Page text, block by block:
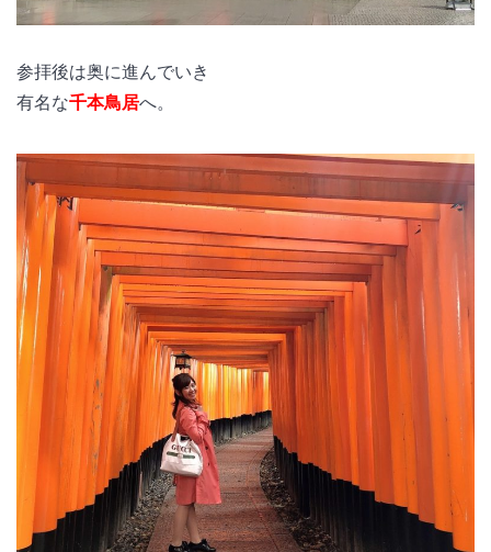
参拝後は奥に進んでいき
有名な千本鳥居へ。